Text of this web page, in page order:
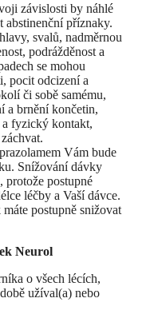
závislosti by náhlé
příznaky.
svalů, nadměrnou
podrážděnost a
se mohou
pocit odcizení a
či sobě samému,
a brnění končetin,
fyzický kontakt,
Vám bude
Snížování dávky
protože postupné
léčby a Vaší dávce.
postupně snižovat
Neurol
o všech lécích,
užíval(a) nebo